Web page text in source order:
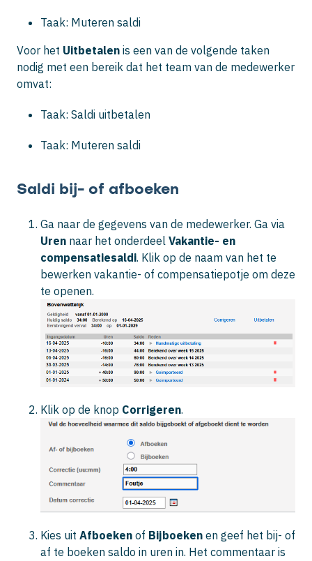
Taak: Muteren saldi
Voor het Uitbetalen is een van de volgende taken
nodig met een bereik dat het team van de medewerker
omvat:
Taak: Saldi uitbetalen
Taak: Muteren saldi
Saldi bij- of afboeken
Ga naar de gegevens van de medewerker. Ga via
Uren naar het onderdeel Vakantie- en
compensatiesaldi. Klik op de naam van het te
bewerken vakantie- of compensatiepotje om deze
te openen.
Klik op de knop Corrigeren.
Kies uit Afboeken of Bijboeken en geef het bij- of
af te boeken saldo in uren in. Het commentaar is